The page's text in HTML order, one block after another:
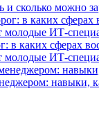
и сколько можно
в каких сферах
молодые ИТ-
навыки,